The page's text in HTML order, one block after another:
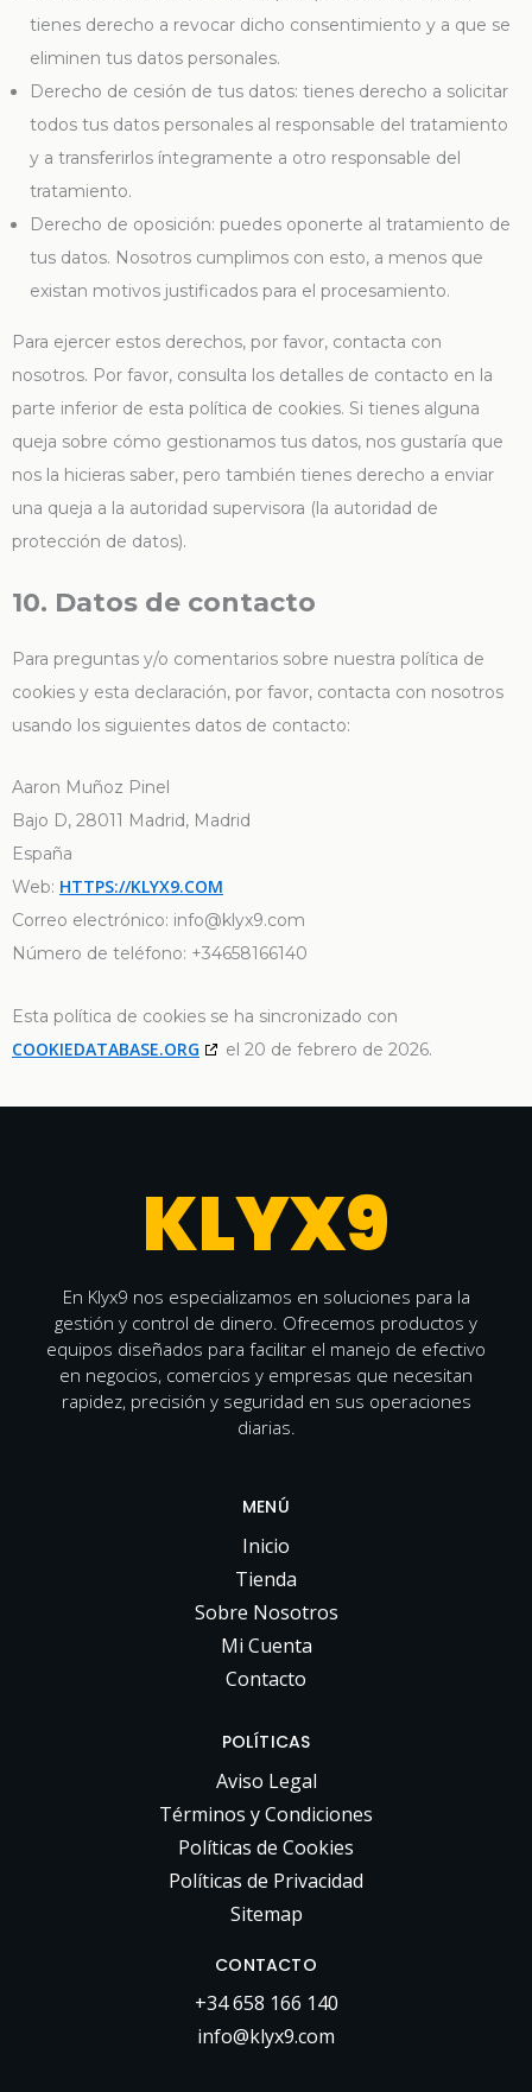
tienes derecho a revocar dicho consentimiento y a que se
eliminen tus datos personales.
Derecho de cesión de tus datos: tienes derecho a solicitar
todos tus datos personales al responsable del tratamiento
y a transferirlos íntegramente a otro responsable del
tratamiento.
Derecho de oposición: puedes oponerte al tratamiento de
tus datos. Nosotros cumplimos con esto, a menos que
existan motivos justificados para el procesamiento.
Para ejercer estos derechos, por favor, contacta con
nosotros. Por favor, consulta los detalles de contacto en la
parte inferior de esta política de cookies. Si tienes alguna
queja sobre cómo gestionamos tus datos, nos gustaría que
nos la hicieras saber, pero también tienes derecho a enviar
una queja a la autoridad supervisora (la autoridad de
protección de datos).
10. Datos de contacto
Para preguntas y/o comentarios sobre nuestra política de
cookies y esta declaración, por favor, contacta con nosotros
usando los siguientes datos de contacto:
Aaron Muñoz Pinel
Bajo D, 28011 Madrid, Madrid
España
Web: HTTPS://KLYX9.COM
Correo electrónico: info@klyx9.com
Número de teléfono: +34658166140
Esta política de cookies se ha sincronizado con
COOKIEDATABASE.ORG el 20 de febrero de 2026.
KLYX9
En Klyx9 nos especializamos en soluciones para la
gestión y control de dinero. Ofrecemos productos y
equipos diseñados para facilitar el manejo de efectivo
en negocios, comercios y empresas que necesitan
rapidez, precisión y seguridad en sus operaciones
diarias.
MENÚ
Inicio
Tienda
Sobre Nosotros
Mi Cuenta
Contacto
POLÍTICAS
Aviso Legal
Términos y Condiciones
Políticas de Cookies
Políticas de Privacidad
Sitemap
CONTACTO
+34 658 166 140
info@klyx9.com